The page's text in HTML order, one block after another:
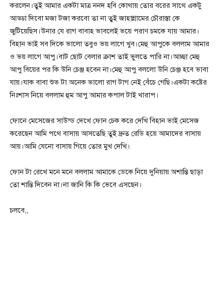
করলেন।তুই আমার একটা মাত্র ননদ হবি কোথায় তোর বরের সাথে একটু
আড্ডা দিবো মজা টজা করবো তা না তুই জাহান্নামের চৌরাস্তা কে
জুটিয়েছিস।উনার যে রাগ বাবাহ ভাবলেই ভয়ে পরাণ চমকে যায় আমার।
বিহান ভাই সব দিকে ভালো তবুও ভয় লাগে খুব।মেহু আপুকে বললাম আমার
ও ভয় লাগে আপু।বাট ছোট বেলার ক্রাশ তাই ভুলতে পারি না।আচ্ছা মেহু
আপু বিয়ের পর কি উনি চেঞ্জ হবেন না।মেহু আপু বললো উনি চেঞ্জ হবে ভাবা
যায়।যাক বাবা শুভ টা অনেক ভালো রাগ টাগ নেই বেঁচে গেছি।একটা কষ্টের
নিঃশাস নিয়ে বললাম হুম আপু আমার কপাল টাই খারাপ।
ফোনে মেসেজের সাউন্ড দেখে ফোন চেক করে দেখি বিহান ভাই মেসেজ
করেছেন আমি পথে বাসায় আসতেছি তুই দ্রুত রেডি হয়ে আমাদের বাসায়
আয়।আমি যেনো বাসায় গিয়ে তোর মুখ দেখি।
ফোন টা রেখে মনে মনে বললাম আমাকে ডেকে নিয়ে দুনিয়ায় অশান্তি ছাড়া
তো শান্তি দিবেন না।না জানি কি কি ভেবে এসছেন।
চলবে,,